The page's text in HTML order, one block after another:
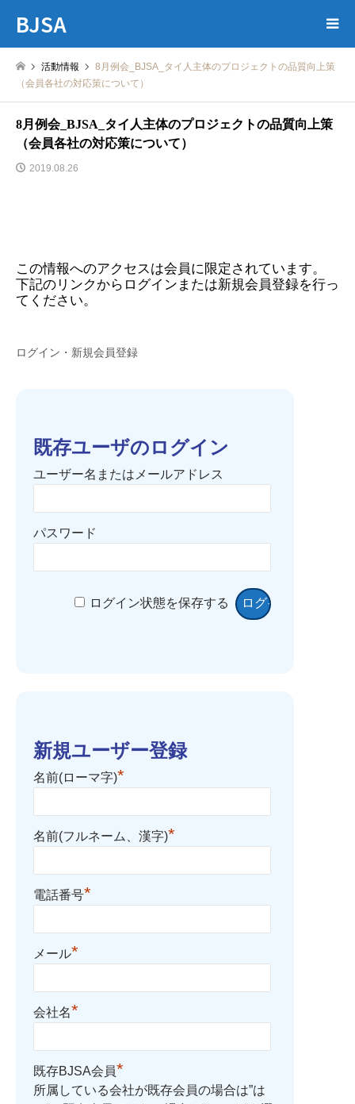
BJSA
活動情報
8月例会_BJSA_タイ人主体のプロジェクトの品質向上策
（会員各社の対応策について）
8月例会_BJSA_タイ人主体のプロジェクトの品質向上策
（会員各社の対応策について）
2019.08.26
この情報へのアクセスは会員に限定されています。
下記のリンクからログインまたは新規会員登録を行っ
てください。
ログイン・新規会員登録
既存ユーザのログイン
ユーザー名またはメールアドレス
パスワード
ログイン状態を保存する
新規ユーザー登録
名前(ローマ字)*
名前(フルネーム、漢字)*
電話番号*
メール*
会社名*
既存BJSA会員*
所属している会社が既存会員の場合は”は